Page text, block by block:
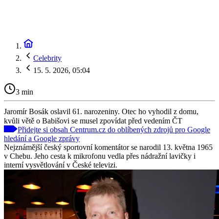
Celebrity
15. 5. 2026, 05:04
3 min
Jaromír Bosák oslavil 61. narozeniny. Otec ho vyhodil z domu,
kvůli větě o Babišovi se musel zpovídat před vedením ČT
Přidejte si obsah Centrum.cz do oblíbených zdrojů pro Google
hledání a Google zprávy
Nejznámější český sportovní komentátor se narodil 13. května 1965
v Chebu. Jeho cesta k mikrofonu vedla přes nádražní lavičky i
interní vysvětlování v České televizi.